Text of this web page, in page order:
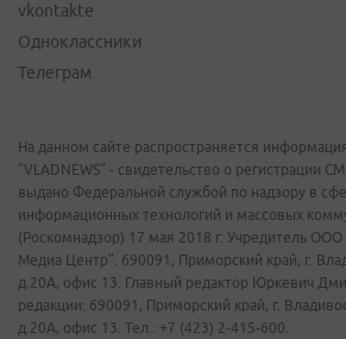
vkontakte
Одноклассники
Телеграм
На данном сайте распространяется
"VLADNEWS" - свидетельство о регистрации
выдано Федеральной службой по надзору в
информационных технологий и массовых
(Роскомнадзор) 17 мая 2018 г. Учредитель
Медиа Центр". 690091, Приморский край, г.
д.20А, офис 13. Главный редактор Юркевич
редакции: 690091, Приморский край, г.
д.20А, офис 13. Тел.: +7 (423) 2-415-600.